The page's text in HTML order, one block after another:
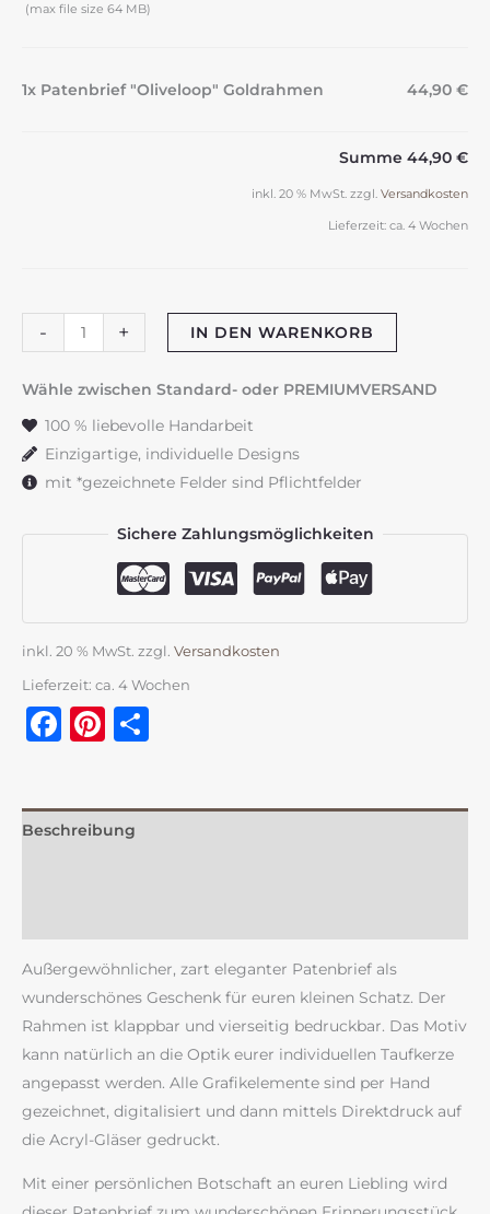
(max file size 64 MB)
1x Patenbrief "Oliveloop" Goldrahmen 44,90 €
Summe 44,90 €
inkl. 20 % MwSt. zzgl. Versandkosten
Lieferzeit: ca. 4 Wochen
-
Patenbrief
"Oliveloop"
Goldrahmen
+ IN DEN WARENKORB
Wähle zwischen Standard- oder PREMIUMVERSAND
100 % liebevolle Handarbeit
Einzigartige, individuelle Designs
mit *gezeichnete Felder sind Pflichtfelder
Sichere Zahlungsmöglichkeiten
inkl. 20 % MwSt. zzgl. Versandkosten
Lieferzeit: ca. 4 Wochen
Facebook
Pinterest
Beschreibung
Außergewöhnlicher, zart eleganter Patenbrief als
wunderschönes Geschenk für euren kleinen Schatz. Der
Rahmen ist klappbar und vierseitig bedruckbar. Das Motiv
kann natürlich an die Optik eurer individuellen Taufkerze
angepasst werden. Alle Grafikelemente sind per Hand
gezeichnet, digitalisiert und dann mittels Direktdruck auf
die Acryl-Gläser gedruckt.
Mit einer persönlichen Botschaft an euren Liebling wird